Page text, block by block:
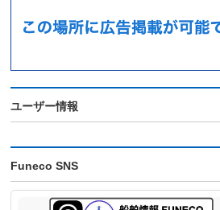
ユーザー情報
Funeco SNS